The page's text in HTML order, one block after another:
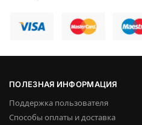
ПОЛЕЗНАЯ ИНФОРМАЦИЯ
Поддержка пользователя
Способы оплаты и доставка